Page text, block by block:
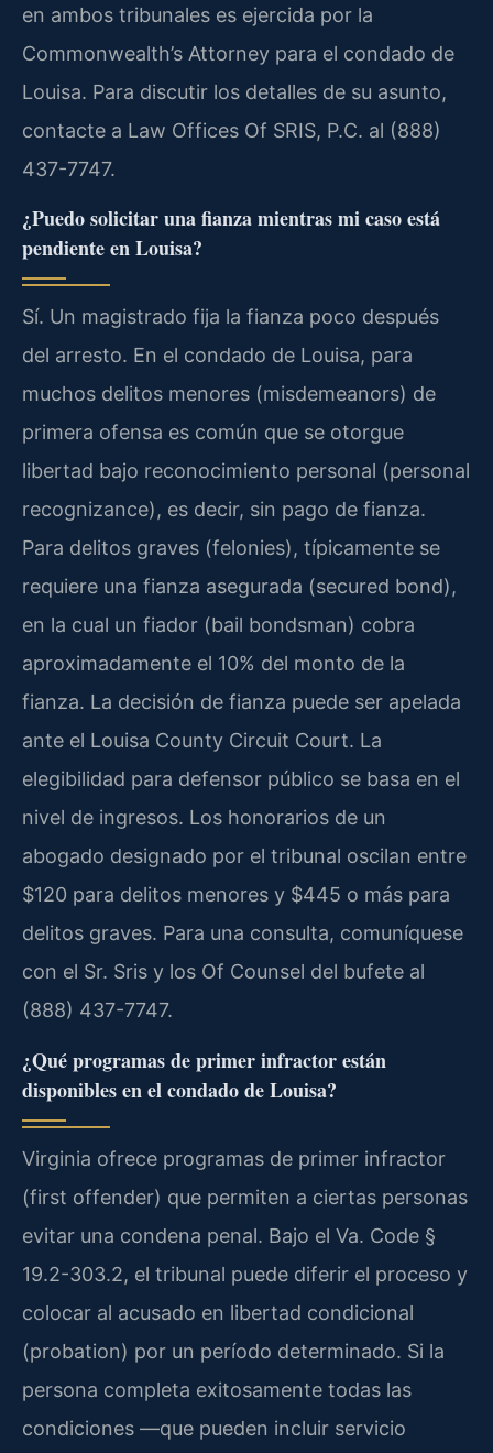
en ambos tribunales es ejercida por la
Commonwealth’s Attorney para el condado de
Louisa. Para discutir los detalles de su asunto,
contacte a Law Offices Of SRIS, P.C. al (888)
437-7747.
¿Puedo solicitar una fianza mientras mi caso está
pendiente en Louisa?
Sí. Un magistrado fija la fianza poco después
del arresto. En el condado de Louisa, para
muchos delitos menores (misdemeanors) de
primera ofensa es común que se otorgue
libertad bajo reconocimiento personal (personal
recognizance), es decir, sin pago de fianza.
Para delitos graves (felonies), típicamente se
requiere una fianza asegurada (secured bond),
en la cual un fiador (bail bondsman) cobra
aproximadamente el 10% del monto de la
fianza. La decisión de fianza puede ser apelada
ante el Louisa County Circuit Court. La
elegibilidad para defensor público se basa en el
nivel de ingresos. Los honorarios de un
abogado designado por el tribunal oscilan entre
$120 para delitos menores y $445 o más para
delitos graves. Para una consulta, comuníquese
con el Sr. Sris y los Of Counsel del bufete al
(888) 437-7747.
¿Qué programas de primer infractor están
disponibles en el condado de Louisa?
Virginia ofrece programas de primer infractor
(first offender) que permiten a ciertas personas
evitar una condena penal. Bajo el Va. Code §
19.2-303.2, el tribunal puede diferir el proceso y
colocar al acusado en libertad condicional
(probation) por un período determinado. Si la
persona completa exitosamente todas las
condiciones —que pueden incluir servicio